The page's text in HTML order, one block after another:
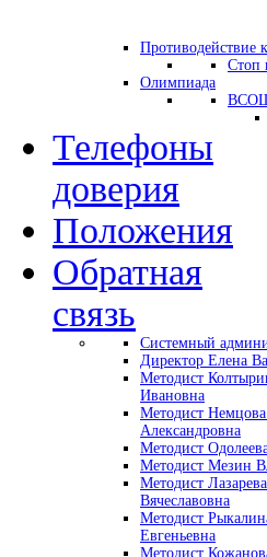
Противодействие
Стоп
Олимпиада
Телефоны
доверия
Положения
Обратная
связь
Системный
Директор Елена
Методист
Ивановна
Методист
Александровна
Методист
Методист Мезин
Методист
Вячеславовна
Методист
Евгеньевна
Методист